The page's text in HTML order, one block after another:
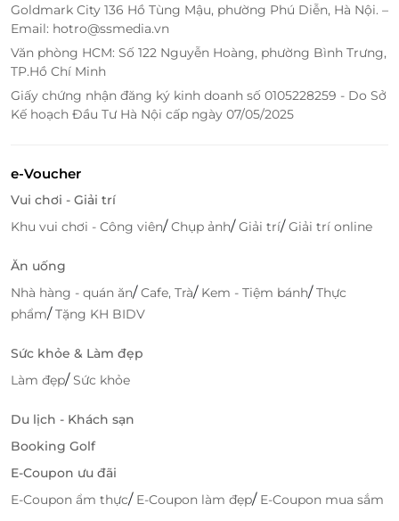
Goldmark City 136 Hồ Tùng Mậu, phường Phú Diễn, Hà Nội. –
Email: hotro@ssmedia.vn
Văn phòng HCM: Số 122 Nguyễn Hoàng, phường Bình Trưng,
TP.Hồ Chí Minh
Giấy chứng nhận đăng ký kinh doanh số 0105228259 - Do Sở
Kế hoạch Đầu Tư Hà Nội cấp ngày 07/05/2025
e-Voucher
Vui chơi - Giải trí
Khu vui chơi - Công viên/Chụp ảnh/Giải trí/Giải trí online
Ăn uống
Nhà hàng - quán ăn/Cafe, Trà/ Kem - Tiệm bánh/Thực
phẩm/Tặng KH BIDV
Sức khỏe & Làm đẹp
Làm đẹp/Sức khỏe
Du lịch - Khách sạn
Booking Golf
E-Coupon ưu đãi
E-Coupon ẩm thực/ E-Coupon làm đẹp/ E-Coupon mua sắm